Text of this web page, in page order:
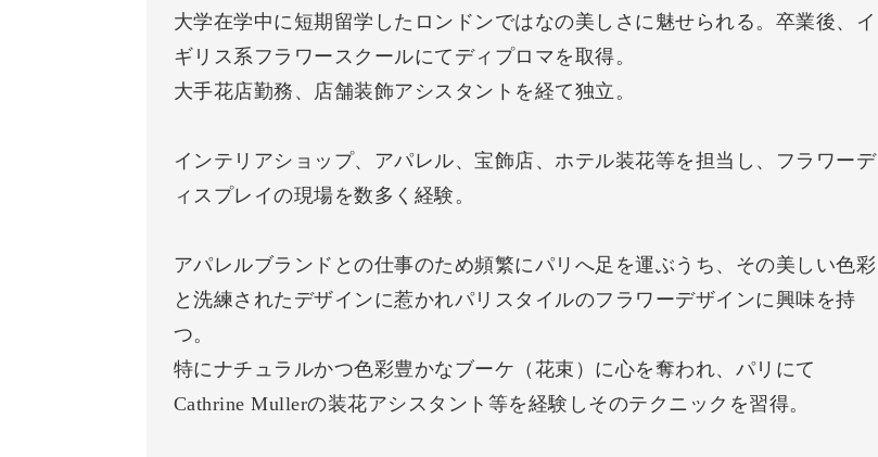
大学在学中に短期留学したロンドンではなの美しさに魅せられる。卒業後、イ
ギリス系フラワースクールにてディプロマを取得。
大手花店勤務、店舗装飾アシスタントを経て独立。
インテリアショップ、アパレル、宝飾店、ホテル装花等を担当し、フラワーデ
ィスプレイの現場を数多く経験。
アパレルブランドとの仕事のため頻繁にパリへ足を運ぶうち、その美しい色彩
と洗練されたデザインに惹かれパリスタイルのフラワーデザインに興味を持
つ。
特にナチュラルかつ色彩豊かなブーケ（花束）に心を奪われ、パリにて
Cathrine Mullerの装花アシスタント等を経験しそのテクニックを習得。